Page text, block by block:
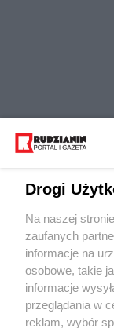
Wydawca mediów
Drogi
Na naszej
zaufanych
informacje na
osobowe, takie
informacje
przeglądania w
reklam, wybór